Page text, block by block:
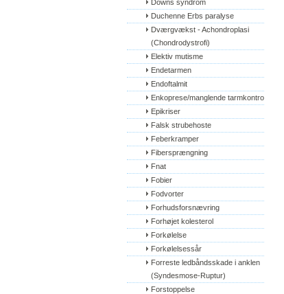
Downs syndrom
Duchenne Erbs paralyse
Dværgvækst - Achondroplasi
(Chondrodystrofi)
Elektiv mutisme
Endetarmen
Endoftalmit
Enkoprese/manglende tarmkontrol
Epikriser
Falsk strubehoste
Feberkramper
Fibersprængning
Fnat
Fobier
Fodvorter
Forhudsforsnævring
Forhøjet kolesterol
Forkølelse
Forkølelsessår
Forreste ledbåndsskade i anklen
(Syndesmose-Ruptur)
Forstoppelse